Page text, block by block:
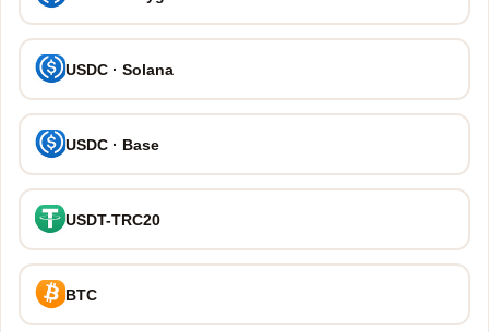
USDC · Solana
USDC · Base
USDT-TRC20
BTC